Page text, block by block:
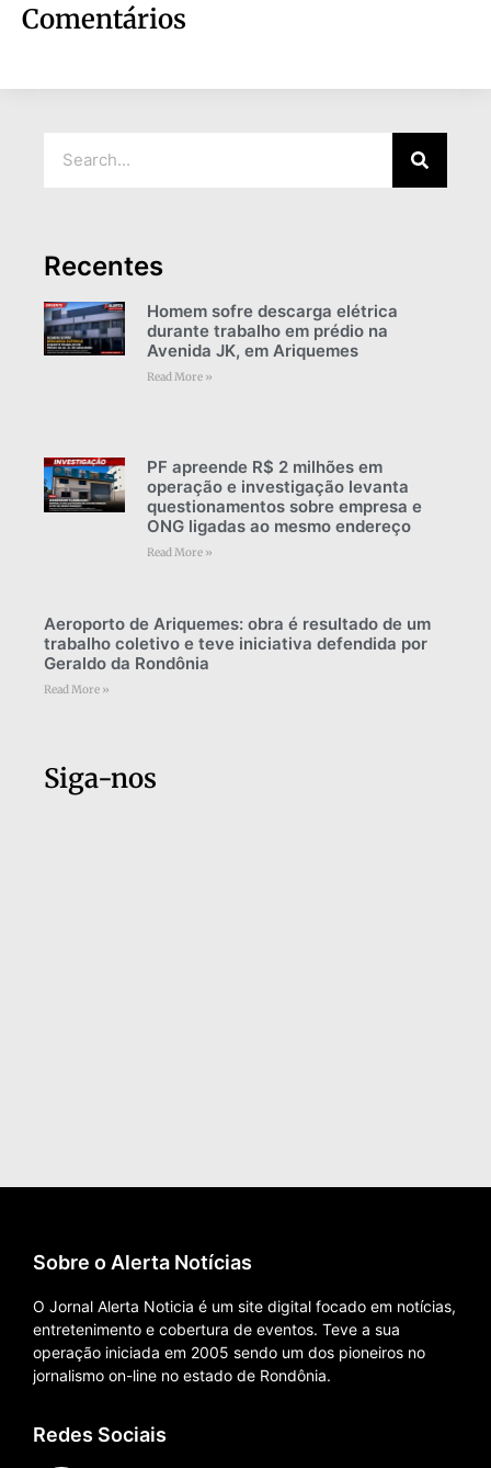
Comentários
Recentes
Homem sofre descarga elétrica
durante trabalho em prédio na
Avenida JK, em Ariquemes
Read More »
PF apreende R$ 2 milhões em
operação e investigação levanta
questionamentos sobre empresa e
ONG ligadas ao mesmo endereço
Read More »
Aeroporto de Ariquemes: obra é resultado de um
trabalho coletivo e teve iniciativa defendida por
Geraldo da Rondônia
Read More »
Siga-nos
Sobre o Alerta Notícias
O Jornal Alerta Noticia é um site digital focado em notícias,
entretenimento e cobertura de eventos. Teve a sua
operação iniciada em 2005 sendo um dos pioneiros no
jornalismo on-line no estado de Rondônia.
Redes Sociais